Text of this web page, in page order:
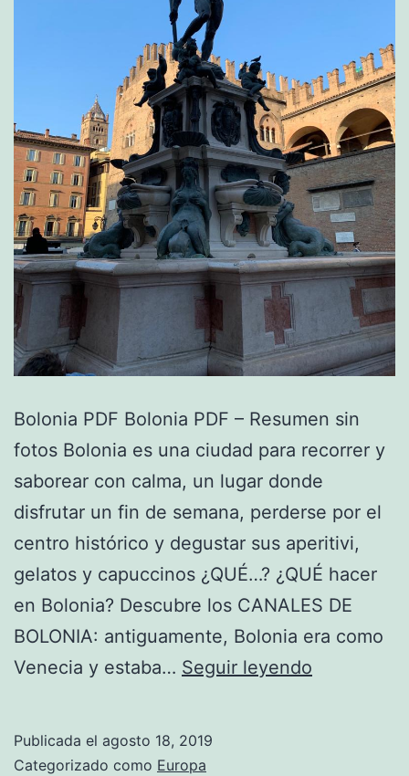
Bolonia PDF Bolonia PDF – Resumen sin
fotos Bolonia es una ciudad para recorrer y
saborear con calma, un lugar donde
disfrutar un fin de semana, perderse por el
centro histórico y degustar sus aperitivi,
gelatos y capuccinos ¿QUÉ…? ¿QUÉ hacer
en Bolonia? Descubre los CANALES DE
BOLONIA: antiguamente, Bolonia era como
Venecia y estaba… Seguir leyendo
Publicada el agosto 18, 2019
Categorizado como Europa